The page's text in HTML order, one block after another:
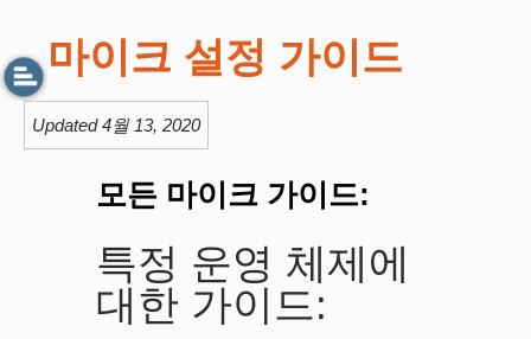
마이크 설정 가이드
Updated 4월 13, 2020
모든 마이크 가이드:
특정 운영 체제에
대한 가이드: